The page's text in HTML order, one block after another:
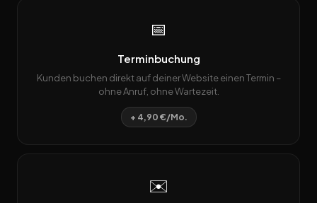
📅
Terminbuchung
Kunden buchen direkt auf deiner Website einen Termin –
ohne Anruf, ohne Wartezeit.
+ 4,90 €/Mo.
✉️